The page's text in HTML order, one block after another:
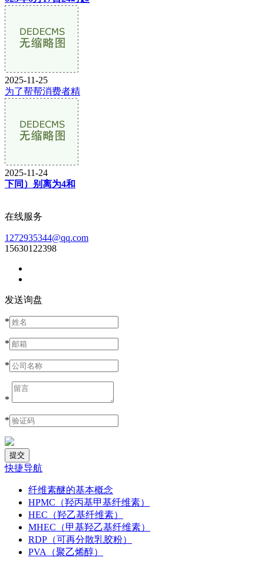
2025-11-25
为了帮帮消费者精
2025-11-24
下同）别离为4和
在线服务
1272935344@qq.com
15630122398
发送询盘
*
*
*
*
*
快捷导航
纤维素醚的基本概念
HPMC（羟丙基甲基纤维素）
HEC（羟乙基纤维素）
MHEC（甲基羟乙基纤维素）
RDP（可再分散乳胶粉）
PVA（聚乙烯醇）